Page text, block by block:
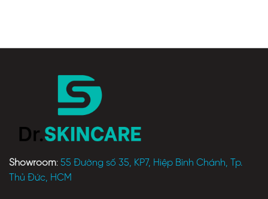
Showroom: 55 Đường số 35, KP7, Hiệp Bình Chánh, Tp.
Thủ Đức, HCM